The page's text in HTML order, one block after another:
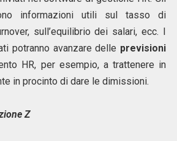
informazioni utili sul tasso di
sull’equilibrio dei salari, ecc. I
potranno avanzare delle previsioni
HR, per esempio, a trattenere in
in procinto di dare le dimissioni.
Z